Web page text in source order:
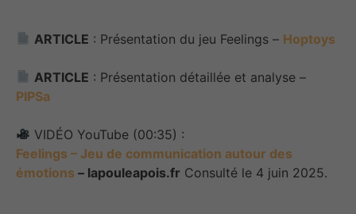
ARTICLE : Présentation du jeu Feelings – Hoptoys
ARTICLE : Présentation détaillée et analyse –
PIPSa
VIDÉO YouTube (00:35) :
Feelings – Jeu de communication autour des
émotions – lapouleapois.fr Consulté le 4 juin 2025.